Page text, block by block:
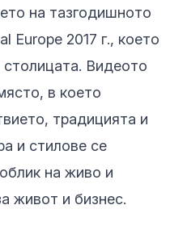
на тазгодишното
Europe 2017 г., което
столицата. Видеото
в което
традицията и
и стилове се
на живо и
живот и бизнес.